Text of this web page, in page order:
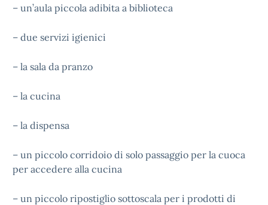
– un’aula piccola adibita a biblioteca
– due servizi igienici
– la sala da pranzo
– la cucina
– la dispensa
– un piccolo corridoio di solo passaggio per la cuoca
per accedere alla cucina
– un piccolo ripostiglio sottoscala per i prodotti di